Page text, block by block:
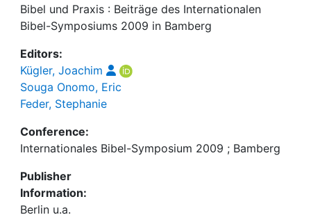
Bibel und Praxis : Beiträge des Internationalen
Bibel-Symposiums 2009 in Bamberg
Editors:
Kügler, Joachim
Souga Onomo, Eric
Feder, Stephanie
Conference:
Internationales Bibel-Symposium 2009 ; Bamberg
Publisher
Information:
Berlin u.a.